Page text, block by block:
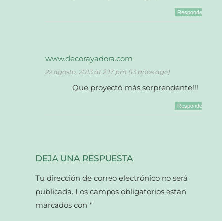
Responder
www.decorayadora.com
22 agosto, 2013 at 2:17 pm (13 años ago)
Que proyectó más sorprendente!!!
Responder
DEJA UNA RESPUESTA
Tu dirección de correo electrónico no será
publicada. Los campos obligatorios están
marcados con*